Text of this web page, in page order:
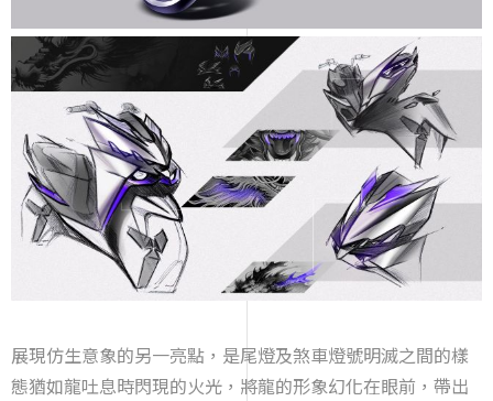
展現仿生意象的另一亮點，是尾燈及煞車燈號明滅之間的樣
態猶如龍吐息時閃現的火光，將龍的形象幻化在眼前，帶出